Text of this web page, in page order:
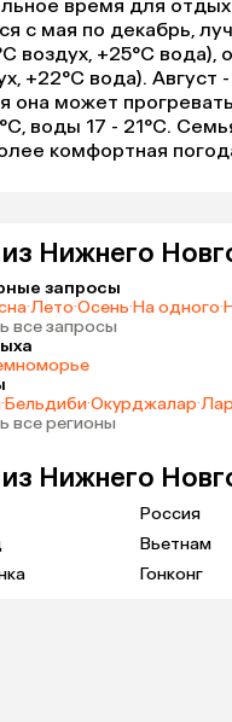
время для
с мая по декабрь,
воздух, +25°C вода),
+22°C вода).
она может
воды 17 - 21°C.
комфортная
Нижнего
запросы
·Лето·Осень·На одного·
все запросы
·Бельдиби·Окурджалар·
все регионы
Нижнего
Россия
Вьетнам
Гонконг